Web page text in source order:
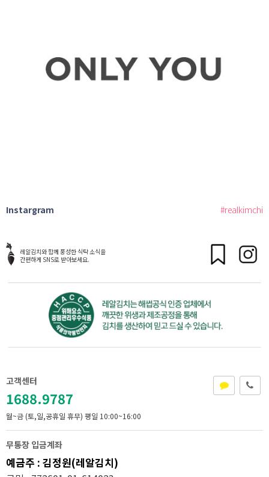
Instargram #realkimchi
레알김치와 함께 풍성한 식탁 소식을
간편하게 SNS로 받아보세요.
고객센터
1688.9787
월~금 (토,일,공휴일 휴무) 평일 10:00~16:00
무통장 입금계좌
예금주 : 김정원(레알김치)